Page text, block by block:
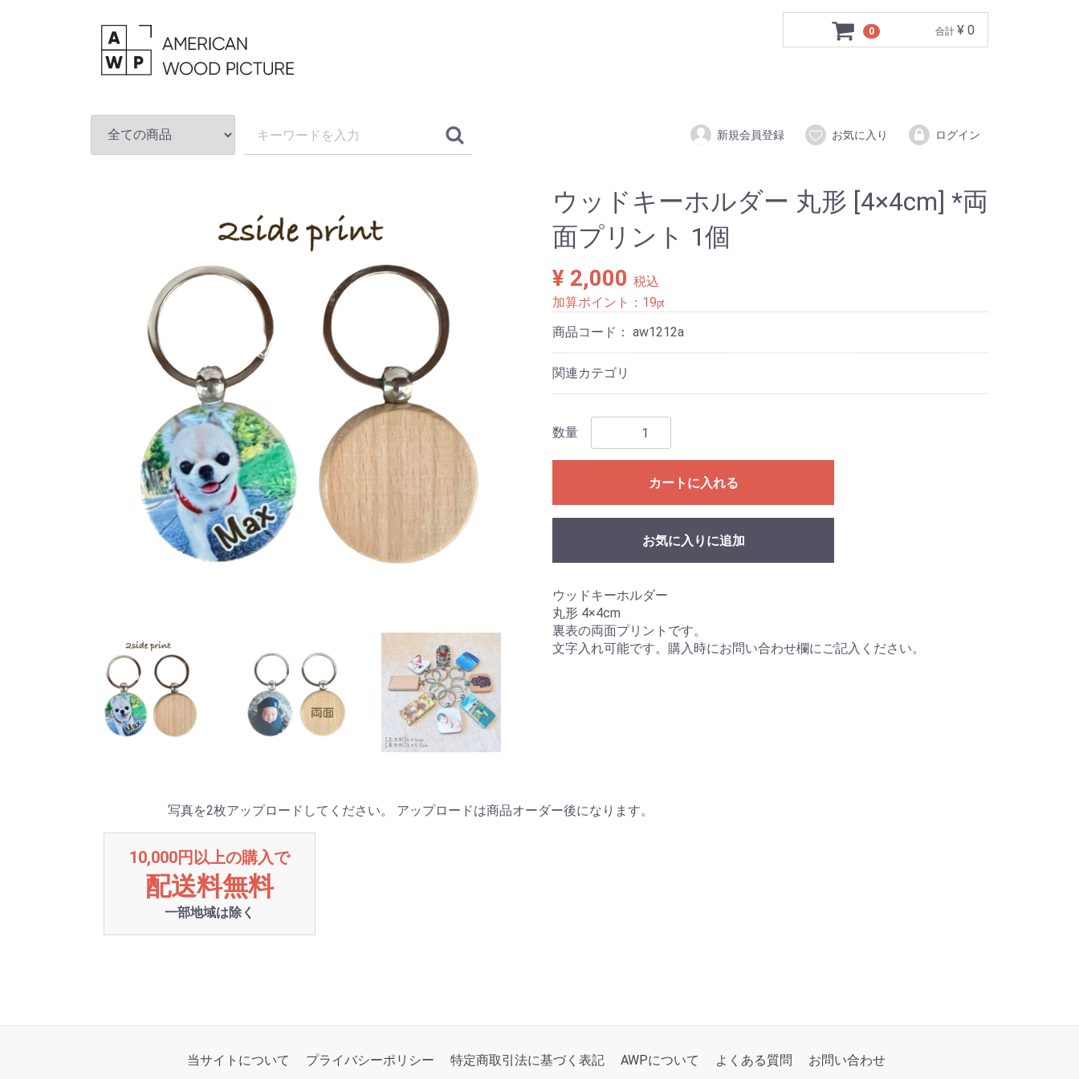
0 合計 ¥ 0
新規会員登録 お気に入り ログイン
ウッドキーホルダー 丸形 [4×4cm] *両
面プリント 1個
¥ 2,000 税込
加算ポイント： 19pt
商品コード： aw1212a
関連カテゴリ
数量
カートに入れる
お気に入りに追加
ウッドキーホルダー
丸形 4×4cm
裏表の両面プリントです。
文字入れ可能です。購入時にお問い合わせ欄にご記入ください。
写真を2枚アップロードしてください。 アップロードは商品オーダー後になります。
10,000円以上の購入で
配送料無料
一部地域は除く
当サイトについて プライバシーポリシー 特定商取引法に基づく表記 AWPについて よくある質問 お問い合わせ